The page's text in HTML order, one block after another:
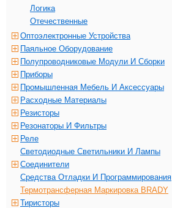
Логика
Отечественные
Оптоэлектронные Устройства
Паяльное Оборудование
Полупроводниковые Модули И Сборки
Приборы
Промышленная Мебель И Аксессуары
Расходные Материалы
Резисторы
Резонаторы И Фильтры
Реле
Светодиодные Светильники И Лампы
Соединители
Средства Отладки И Программирования
Термотрансферная Маркировка BRADY
Тиристоры